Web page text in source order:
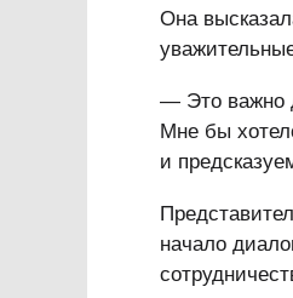
Она
— Это важно
Мне бы
и
начало